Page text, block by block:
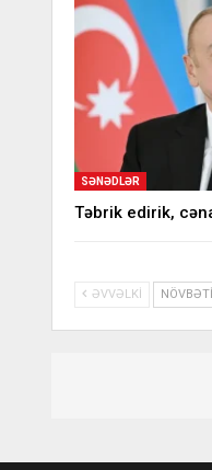
SƏNƏDLƏR
Təbrik edirik,
ƏVVƏLKI NÖVBƏTI